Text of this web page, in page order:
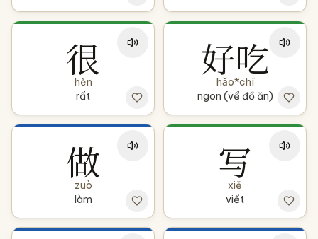
很
hěn
rất
好吃
hǎo*chī
ngon (về đồ ăn)
做
zuò
làm
写
xiě
viết